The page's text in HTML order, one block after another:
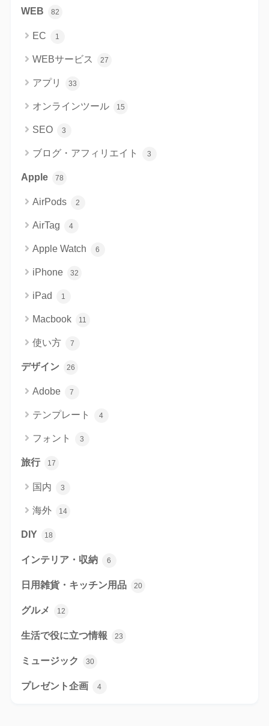
WEB 82
EC 1
WEBサービス 27
アプリ 33
オンラインツール 15
SEO 3
ブログ・アフィリエイト 3
Apple 78
AirPods 2
AirTag 4
Apple Watch 6
iPhone 32
iPad 1
Macbook 11
使い方 7
デザイン 26
Adobe 7
テンプレート 4
フォント 3
旅行 17
国内 3
海外 14
DIY 18
インテリア・収納 6
日用雑貨・キッチン用品 20
グルメ 12
生活で役に立つ情報 23
ミュージック 30
プレゼント企画 4